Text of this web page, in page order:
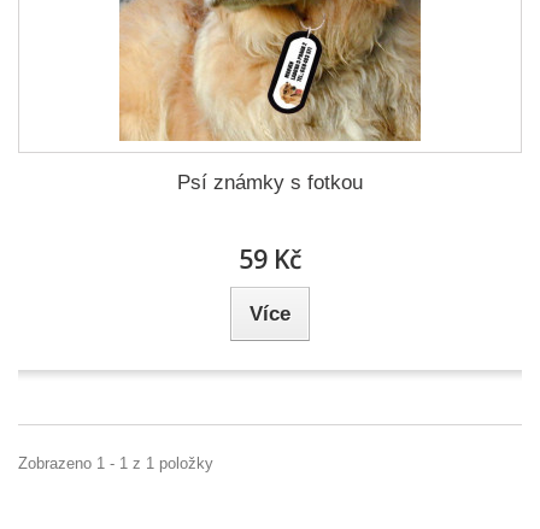
Psí známky s fotkou
59 Kč
Více
Zobrazeno 1 - 1 z 1 položky